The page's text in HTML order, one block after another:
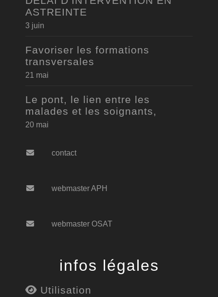
ASTREINTE
3 juin
Favoriser les formations
transversales
21 mai
Le pont, le lien entre les
malades et les soignants,
20 mai
contact
webmaster APH
webmaster OSAT
infos légales
Utilisation